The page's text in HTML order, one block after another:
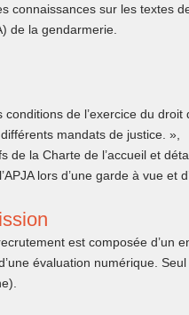
connaissances sur les textes
de la gendarmerie.
de l’exercice du
mandats de justice. »,
de la Charte de l’accueil et
lors d’une garde à vue et
est composée d’un
évaluation numérique.